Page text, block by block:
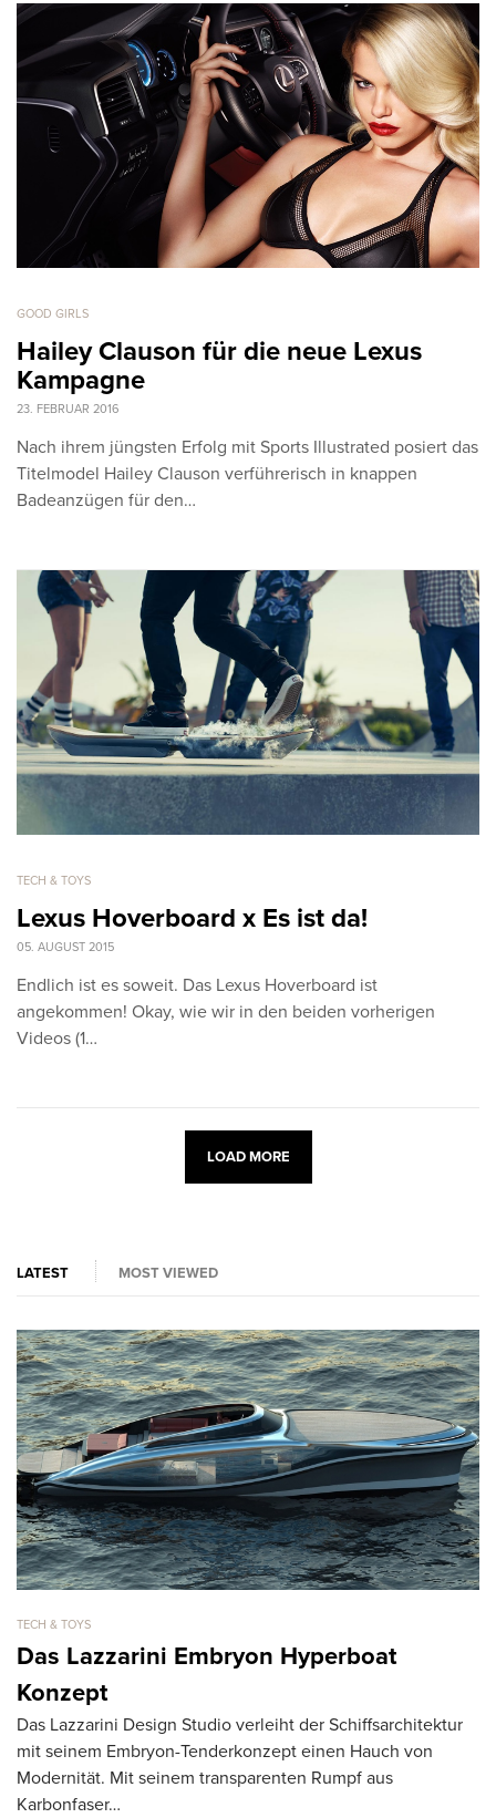
GOOD GIRLS
Hailey Clauson für die neue Lexus
Kampagne
23. FEBRUAR 2016
Nach ihrem jüngsten Erfolg mit Sports Illustrated posiert das
Titelmodel Hailey Clauson verführerisch in knappen
Badeanzügen für den…
TECH & TOYS
Lexus Hoverboard x Es ist da!
05. AUGUST 2015
Endlich ist es soweit. Das Lexus Hoverboard ist
angekommen! Okay, wie wir in den beiden vorherigen
Videos (1…
LOAD MORE
LATEST MOST VIEWED
TECH & TOYS
Das Lazzarini Embryon Hyperboat
Konzept
Das Lazzarini Design Studio verleiht der Schiffsarchitektur
mit seinem Embryon-Tenderkonzept einen Hauch von
Modernität. Mit seinem transparenten Rumpf aus
Karbonfaser…